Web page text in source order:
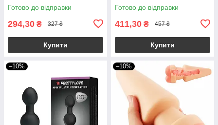
Готово до відправки
294,30 ₴ 327 ₴
Купити
Готово до відправки
411,30 ₴ 457 ₴
Купити
–10% –10%